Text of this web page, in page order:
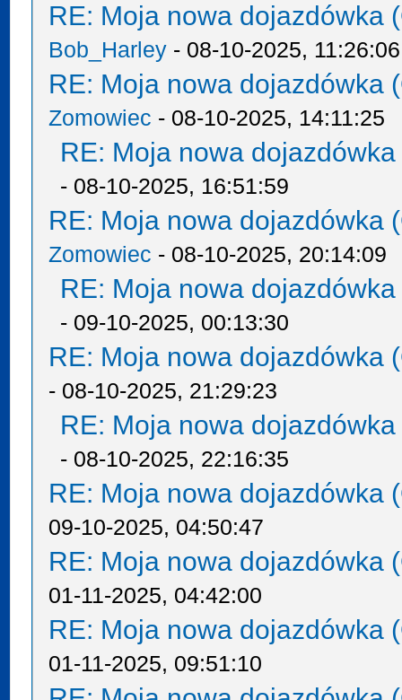
RE: Moja nowa dojazdówka
Bob_Harley - 08-10-2025, 11:26:06
RE: Moja nowa dojazdówka
Zomowiec - 08-10-2025, 14:11:25
RE: Moja nowa
- 08-10-2025, 16:51:59
RE: Moja nowa dojazdówka
Zomowiec - 08-10-2025, 20:14:09
RE: Moja nowa
- 09-10-2025, 00:13:30
RE: Moja nowa dojazdówka
- 08-10-2025, 21:29:23
RE: Moja nowa
- 08-10-2025, 22:16:35
RE: Moja nowa dojazdówka
09-10-2025, 04:50:47
RE: Moja nowa dojazdówka
01-11-2025, 04:42:00
RE: Moja nowa dojazdówka
01-11-2025, 09:51:10